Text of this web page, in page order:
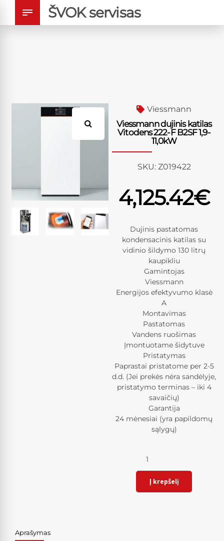
ŠVOK servisas
Viessmann
Viessmann dujinis katilas
Vitodens 222-F B2SF 1,9-
11,0kW
SKU: Z019422
4,125.42€
Dujinis pastatomas
kondensacinis katilas su
vidinio šildymo 130 litrų
kaupikliu
Gamintojas
Viessmann
Energijos efektyvumo klasė
A
Montavimas
Pastatomas
Vandens ruošimas
Įmontuotame šidytuve
Pristatymas
Paprastai pristatome per 2-5
d.d. (Jei prekės nėra sandėlyje,
pristatymo terminas – iki 4
savaičių)
Garantija
24 mėnesiai (yra papildomų
sąlygų)
Į krepšelį
Aprašymas